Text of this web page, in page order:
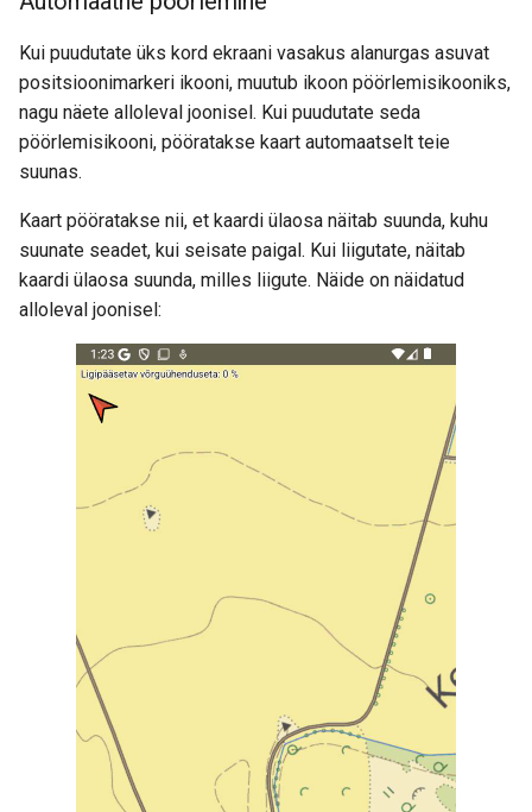
Kui puudutate üks kord ekraani vasakus alanurgas asuvat
positsioonimarkeri ikooni, muutub ikoon pöörlemisikooniks,
nagu näete alloleval joonisel. Kui puudutate seda
pöörlemisikooni, pööratakse kaart automaatselt teie
suunas.
Kaart pööratakse nii, et kaardi ülaosa näitab suunda, kuhu
suunate seadet, kui seisate paigal. Kui liigutate, näitab
kaardi ülaosa suunda, milles liigute. Näide on näidatud
alloleval joonisel: